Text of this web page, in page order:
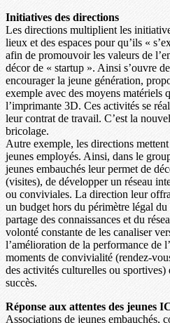
Initiatives des directions
Les directions multiplient les
lieux et des espaces pour qu’ils «
afin de promouvoir les valeurs de
décor de « startup ». Ainsi s’ouvre
encourager la jeune génération,
exemple avec des moyens matériels
l’imprimante 3D. Ces activités se
leur contrat de travail. C’est la
bricolage.
Autre exemple, les directions
jeunes employés. Ainsi, dans le
jeunes embauchés leur permet de
(visites), de développer un réseau
ou conviviales. La direction leur
un budget hors du périmètre légal
partage des connaissances et du
volonté constante de les canaliser
l’amélioration de la performance de
moments de convivialité (rendez-
des activités culturelles ou
succès.
Réponse aux attentes des jeunes
Associations de jeunes embauchés,